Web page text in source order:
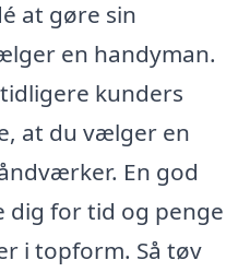
at gøre sin
en handyman.
kunders
at du vælger en
En god
dig for tid og penge
i topform. Så tøv